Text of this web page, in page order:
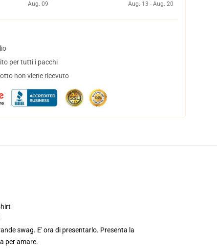
Aug. 09
Aug. 13 - Aug. 20
per tutti i pacchi
non viene ricevuto
swag. E' ora di presentarlo. Presenta la
per amare.